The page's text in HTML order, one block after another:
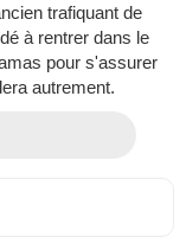
trafiquant de
à rentrer dans le
pour s'assurer
autrement.